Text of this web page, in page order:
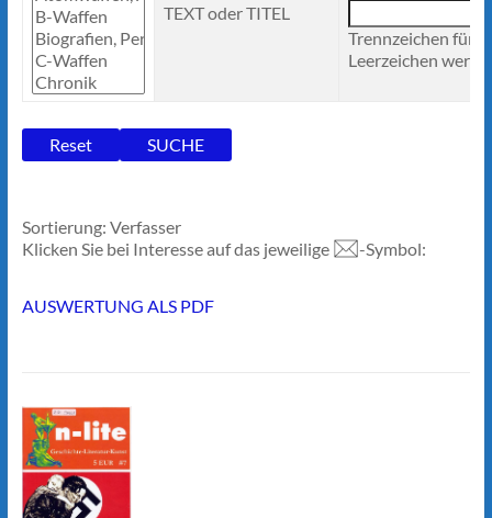
TEXT oder TITEL
Trennzeichen für
Leerzeichen
Sortierung: Verfasser
Klicken Sie bei Interesse auf das jeweilige
-Symbol:
AUSWERTUNG ALS PDF